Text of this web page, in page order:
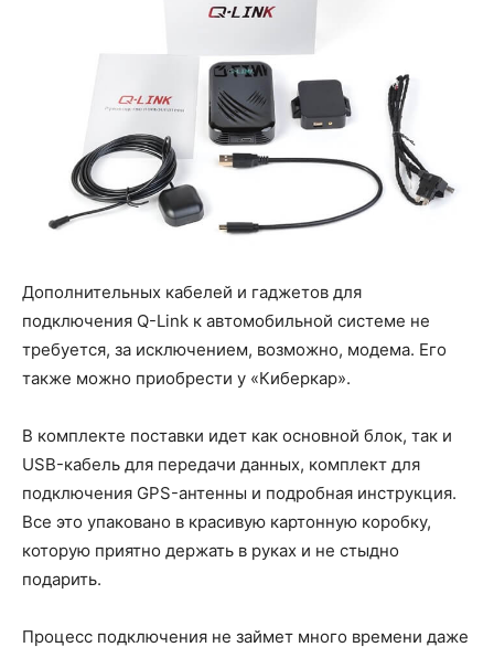
Дополнительных кабелей и гаджетов для
подключения Q-Link к автомобильной системе не
требуется, за исключением, возможно, модема. Его
также можно приобрести у «Киберкар».
В комплекте поставки идет как основной блок, так и
USB-кабель для передачи данных, комплект для
подключения GPS-антенны и подробная инструкция.
Все это упаковано в красивую картонную коробку,
которую приятно держать в руках и не стыдно
подарить.
Процесс подключения не займет много времени даже